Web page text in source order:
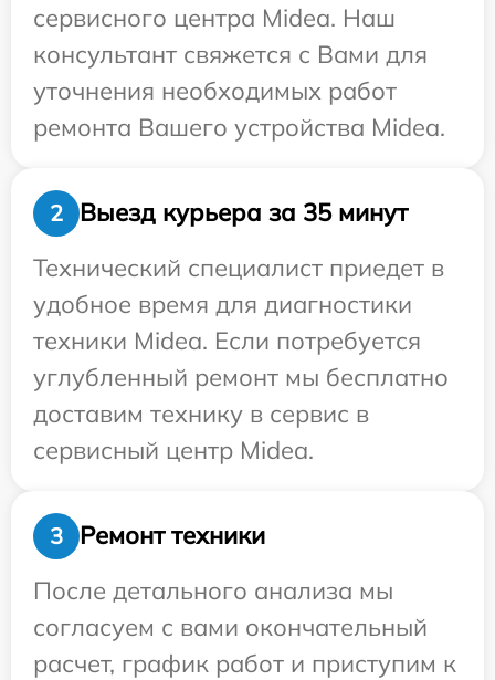
сервисного центра Midea. Наш
консультант свяжется с Вами для
уточнения необходимых работ
ремонта Вашего устройства Midea.
2
Выезд курьера за 35 минут
Технический специалист приедет в
удобное время для диагностики
техники Midea. Если потребуется
углубленный ремонт мы бесплатно
доставим технику в сервис в
сервисный центр Midea.
3
Ремонт техники
После детального анализа мы
согласуем с вами окончательный
расчет, график работ и приступим к